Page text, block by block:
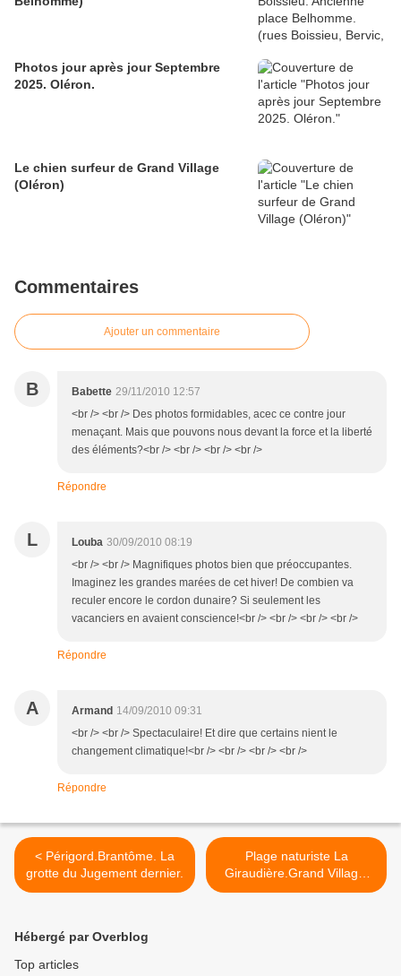
Photos jour après jour Septembre
2025. Oléron.
Le chien surfeur de Grand Village
(Oléron)
Commentaires
Ajouter un commentaire
B Babette 29/11/2010 12:57
<br /> <br /> Des photos formidables, acec ce contre jour
menaçant. Mais que pouvons nous devant la force et la liberté
des éléments?<br /> <br /> <br /> <br />
Répondre
L Louba 30/09/2010 08:19
<br /> <br /> Magnifiques photos bien que préoccupantes.
Imaginez les grandes marées de cet hiver! De combien va
reculer encore le cordon dunaire? Si seulement les
vacanciers en avaient conscience!<br /> <br /> <br /> <br />
Répondre
A Armand 14/09/2010 09:31
<br /> <br /> Spectaculaire! Et dire que certains nient le
changement climatique!<br /> <br /> <br /> <br />
Répondre
< Périgord.Brantôme. La
grotte du Jugement dernier.
Plage naturiste La
Giraudière.Grand Village.
Oléron. 2010 >
Hébergé par Overblog
Top articles